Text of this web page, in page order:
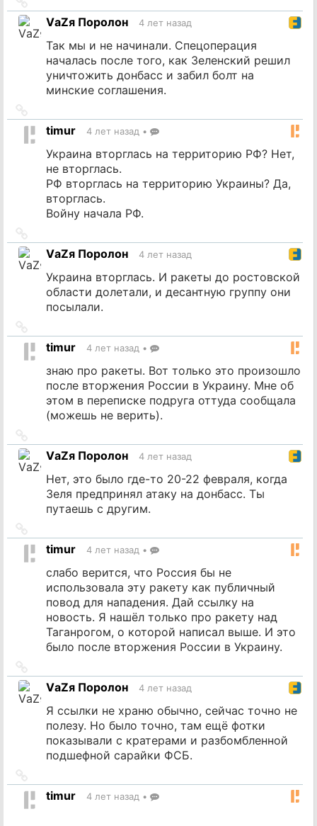
на
источник
VаZя Поролон 4 лет назад
Так мы и не начинали. Спецоперация
началась после того, как Зеленский решил
уничтожить донбасс и забил болт на
минские соглашения.
на
источник
timur 4 лет назад •
Украина вторглась на территорию РФ? Нет,
не вторглась.
РФ вторглась на территорию Украины? Да,
вторглась.
Войну начала РФ.
на
источник
VаZя Поролон 4 лет назад
Украина вторглась. И ракеты до ростовской
области долетали, и десантную группу они
посылали.
на
источник
timur 4 лет назад •
знаю про ракеты. Вот только это произошло
после вторжения России в Украину. Мне об
этом в переписке подруга оттуда сообщала
(можешь не верить).
на
источник
VаZя Поролон 4 лет назад
Нет, это было где-то 20-22 февраля, когда
Зеля предпринял атаку на донбасс. Ты
путаешь с другим.
на
источник
timur 4 лет назад •
слабо верится, что Россия бы не
использовала эту ракету как публичный
повод для нападения. Дай ссылку на
новость. Я нашёл только про ракету над
Таганрогом, о которой написал выше. И это
было после вторжения России в Украину.
на
источник
VаZя Поролон 4 лет назад
Я ссылки не храню обычно, сейчас точно не
полезу. Но было точно, там ещё фотки
показывали с кратерами и разбомбленной
подшефной сарайки ФСБ.
на
источник
timur 4 лет назад •